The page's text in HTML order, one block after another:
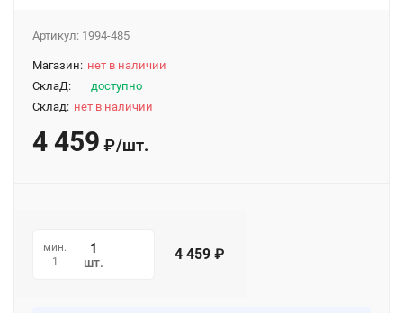
Артикул: 1994-485
Магазин: нет в наличии
СклаД:
доступно
Склад: нет в наличии
4 459 ₽/шт.
мин.
1
шт. 4 459 ₽